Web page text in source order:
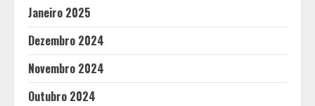
Janeiro 2025
Dezembro 2024
Novembro 2024
Outubro 2024